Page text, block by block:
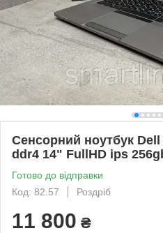
Сенсорний ноутбук Dell
ddr4 14" FullHD ips
Готово до відправки
Код: 82.57
Роздріб
11 800 ₴